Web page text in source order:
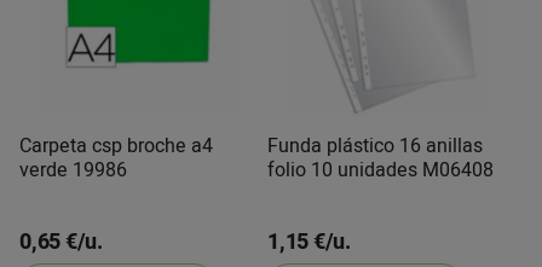
Carpeta csp broche a4
verde 19986
0,65 €/u.
Funda plástico 16 anillas
folio 10 unidades M06408
1,15 €/u.